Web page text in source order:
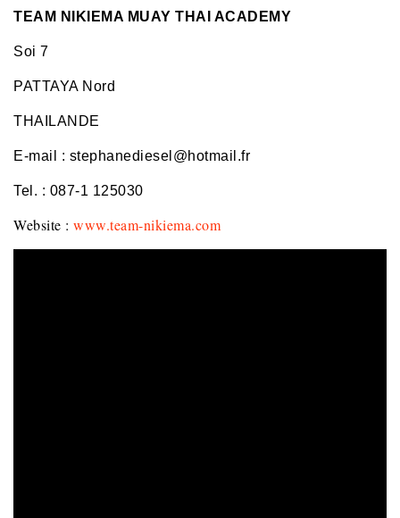
TEAM NIKIEMA MUAY THAI ACADEMY
Soi 7
PATTAYA Nord
THAILANDE
E-mail : stephanediesel@hotmail.fr
Tel. : 087-1 125030
Website : www.team-nikiema.com